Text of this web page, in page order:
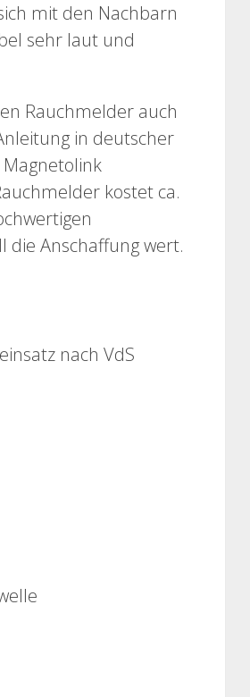
mit den Nachbarn
sehr laut und
Rauchmelder auch
in deutscher
kostet ca.
Anschaffung wert.
nach VdS